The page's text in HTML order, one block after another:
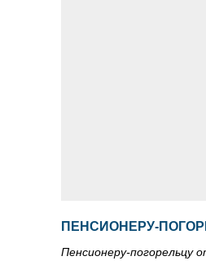
ПЕНСИОНЕРУ-
Пенсионеру-погорельцу